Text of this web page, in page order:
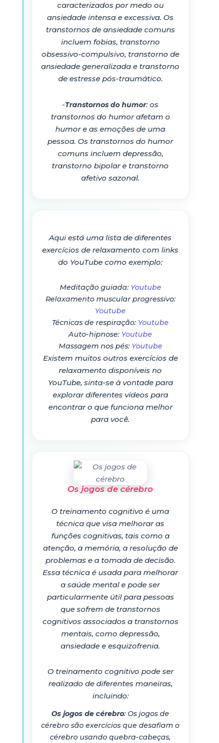
caracterizados por medo ou
ansiedade intensa e excessiva. Os
transtornos de ansiedade comuns
incluem fobias, transtorno
obsessivo-compulsivo, transtorno de
ansiedade generalizada e transtorno
de estresse pós-traumático.
-Transtornos do humor: os
transtornos do humor afetam o
humor e as emoções de uma
pessoa. Os transtornos do humor
comuns incluem depressão,
transtorno bipolar e transtorno
afetivo sazonal.
Aqui está uma lista de diferentes
exercícios de relaxamento com links
do YouTube como exemplo:
Meditação guiada: Youtube
Relaxamento muscular progressivo:
Youtube
Técnicas de respiração: Youtube
Auto-hipnose: Youtube
Massagem nos pés: Youtube
Existem muitos outros exercícios de
relaxamento disponíveis no
YouTube, sinta-se à vontade para
explorar diferentes vídeos para
encontrar o que funciona melhor
para você.
Os jogos de cérebro
O treinamento cognitivo é uma
técnica que visa melhorar as
funções cognitivas, tais como a
atenção, a memória, a resolução de
problemas e a tomada de decisão.
Essa técnica é usada para melhorar
a saúde mental e pode ser
particularmente útil para pessoas
que sofrem de transtornos
cognitivos associados a transtornos
mentais, como depressão,
ansiedade e esquizofrenia.
O treinamento cognitivo pode ser
realizado de diferentes maneiras,
incluindo:
Os jogos de cérebro: Os jogos de
cérebro são exercícios que desafiam o
cérebro usando quebra-cabeças,